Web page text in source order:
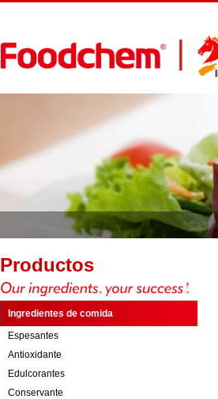
Productos
Ingredientes de comida
Espesantes
Antioxidante
Edulcorantes
Conservante